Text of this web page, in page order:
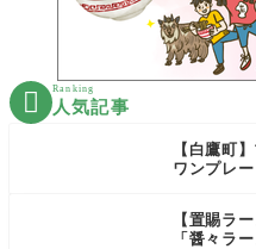
 Ranking
人気記事
【白鷹町
ワンプレ
【置賜ラ
「醤々ラ